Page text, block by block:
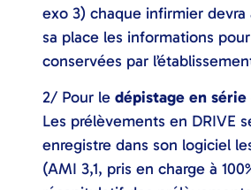
exo 3) chaque infirmier devra
sa place les informations
conservées par
2/ Pour le dépistage en série
Les prélèvements en DRIVE
enregistre dans son logiciel
(AMI 3,1, pris en charge à